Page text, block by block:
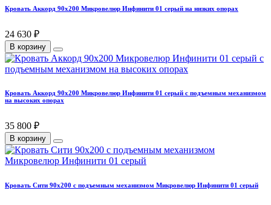
Кровать Аккорд 90х200 Микровелюр Инфинити 01 серый на низких опорах
24 630 ₽
В корзину
Кровать Аккорд 90х200 Микровелюр Инфинити 01 серый с подъемным механизмом
на высоких опорах
35 800 ₽
В корзину
Кровать Сити 90х200 с подъемным механизмом Микровелюр Инфинити 01 серый